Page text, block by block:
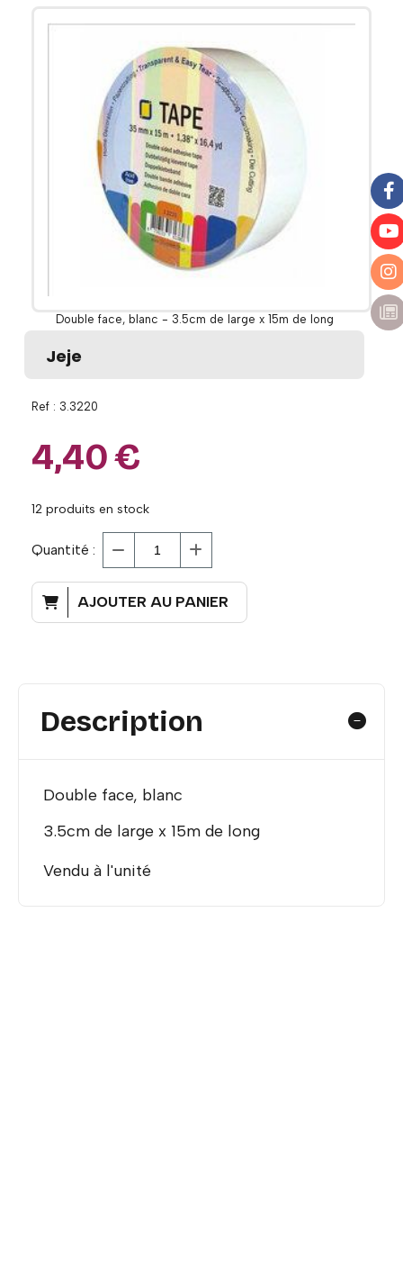
Double face, blanc - 3.5cm de large x 15m de long
Jeje
Ref : 3.3220
4,40€
12 produits en stock
Quantité :
AJOUTER AU PANIER
Description
Double face, blanc
3.5cm de large x 15m de long
Vendu à l'unité